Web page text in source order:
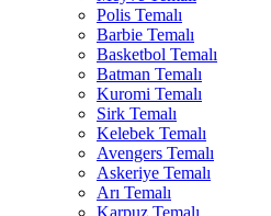
Polis Temalı
Barbie Temalı
Basketbol Temalı
Batman Temalı
Kuromi Temalı
Sirk Temalı
Kelebek Temalı
Avengers Temalı
Askeriye Temalı
Arı Temalı
Karpuz Temalı